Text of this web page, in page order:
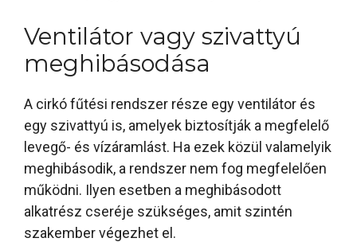
Ventilátor vagy szivattyú
meghibásodása
A cirkó fűtési rendszer része egy ventilátor és
egy szivattyú is, amelyek biztosítják a megfelelő
levegő- és vízáramlást. Ha ezek közül valamelyik
meghibásodik, a rendszer nem fog megfelelően
működni. Ilyen esetben a meghibásodott
alkatrész cseréje szükséges, amit szintén
szakember végezhet el.